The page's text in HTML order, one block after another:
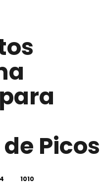
Picos
1010